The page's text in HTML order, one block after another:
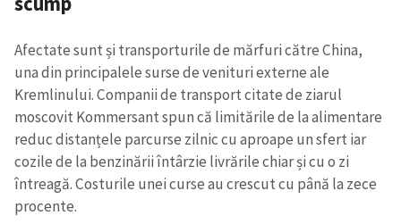
Afectate sunt și transporturile de mărfuri către China,
una din principalele surse de venituri externe ale
Kremlinului. Companii de transport citate de ziarul
moscovit Kommersant spun că limitările de la alimentare
reduc distanțele parcurse zilnic cu aproape un sfert iar
cozile de la benzinării întârzie livrările chiar și cu o zi
întreagă. Costurile unei curse au crescut cu până la zece
procente.